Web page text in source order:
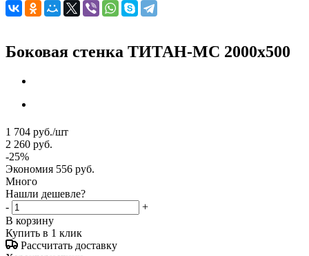
Боковая стенка ТИТАН-МС 2000x500
1 704 руб./шт
2 260 руб.
-25%
Экономия 556 руб.
Много
Нашли дешевле?
-
+
В корзину
Купить в 1 клик
Рассчитать доставку